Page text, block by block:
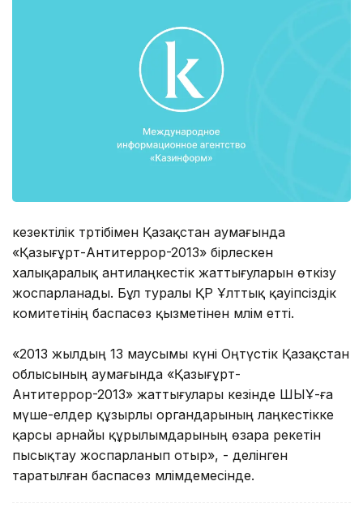
кезектілік тәртібімен Қазақстан аумағында
«Қазығұрт-Антитеррор-2013» бірлескен
халықаралық антилаңкестік жаттығуларын өткізу
жоспарланады. Бұл туралы ҚР Ұлттық қауіпсіздік
комитетінің баспасөз қызметінен мәлім етті.
«2013 жылдың 13 маусымы күні Оңтүстік Қазақстан
облысының аумағында «Қазығұрт-
Антитеррор-2013» жаттығулары кезінде ШЫҰ-ға
мүше-елдер құзырлы органдарының лаңкестікке
қарсы арнайы құрылымдарының өзара әрекетін
пысықтау жоспарланып отыр», - делінген
таратылған баспасөз мәлімдемесінде.